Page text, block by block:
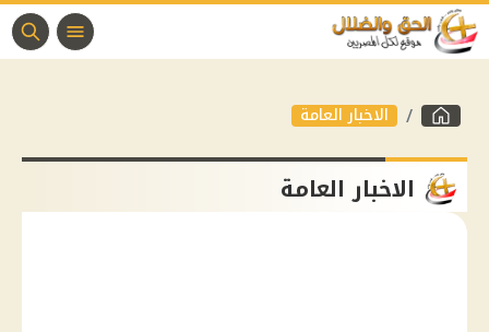
الاخبار العامة
الاخبار العامة